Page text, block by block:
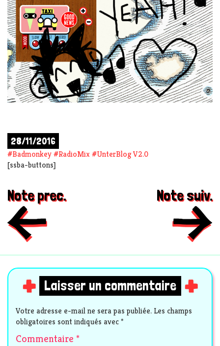
28/11/2016
#Badmonkey#RadioMix #UnterBlog V2.0
[ssba-buttons]
Note prec. Note suiv.
Laisser un commentaire
Votre adresse e-mail ne sera pas publiée. Les champs
obligatoires sont indiqués avec*
Commentaire *